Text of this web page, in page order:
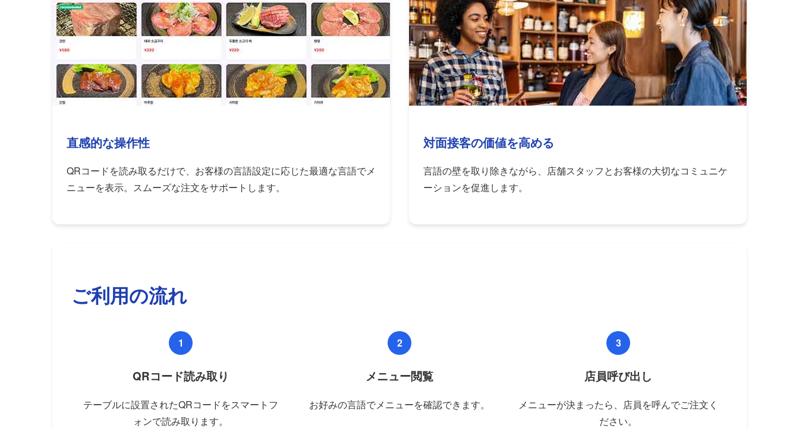
直感的な操作性
QRコードを読み取るだけで、お客様の言語設定に応じた最適な言語でメ
ニューを表示。スムーズな注文をサポートします。
対面接客の価値を高める
言語の壁を取り除きながら、店舗スタッフとお客様の大切なコミュニケ
ーションを促進します。
ご利用の流れ
1
QRコード読み取り
テーブルに設置されたQRコードをスマートフ
ォンで読み取ります。
2
メニュー閲覧
お好みの言語でメニューを確認できます。
3
店員呼び出し
メニューが決まったら、店員を呼んでご注文く
ださい。